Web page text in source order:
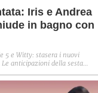
Iris e Andrea
in bagno con
5 e Witty: stasera i nuovi
anticipazioni della sesta